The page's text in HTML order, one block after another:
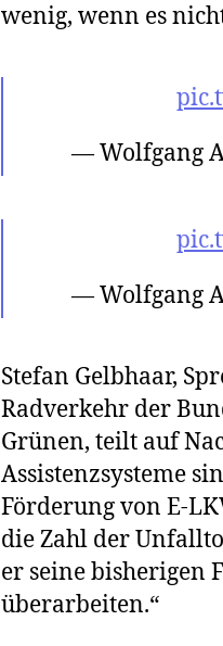
wenig, wenn es
— Wolfgang
— Wolfgang
Stefan Gelbhaar,
Radverkehr der
Grünen, teilt auf
Assistenzsysteme
Förderung von E-
die Zahl der
er seine
überarbeiten.“